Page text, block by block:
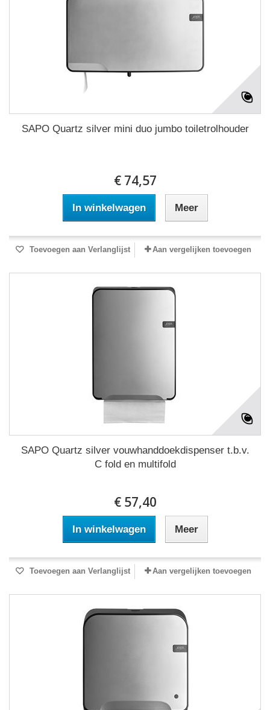
SAPO Quartz silver mini duo jumbo toiletrolhouder
€ 74,57
In winkelwagen Meer
Toevoegen aan Verlanglijst Aan vergelijken toevoegen
SAPO Quartz silver vouwhanddoekdispenser t.b.v.
C fold en multifold
€ 57,40
In winkelwagen Meer
Toevoegen aan Verlanglijst Aan vergelijken toevoegen